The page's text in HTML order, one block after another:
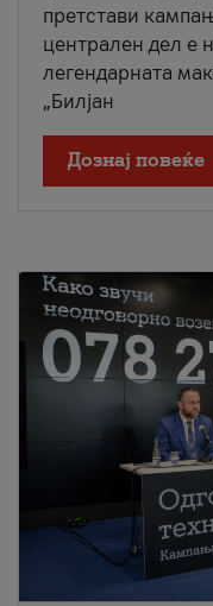
претстави
централен дел е
легендарната
„Билјан
Дознај повеќе